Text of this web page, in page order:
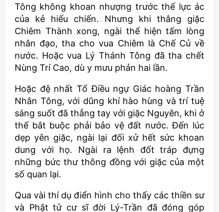
Tông không khoan nhượng trước thế lực ác
của kẻ hiếu chiến. Nhưng khi thắng giặc
Chiêm Thành xong, ngài thể hiện tấm lòng
nhân đạo, tha cho vua Chiêm là Chế Củ về
nước. Hoặc vua Lý Thánh Tông đã tha chết
Nùng Trí Cao, dù y mưu phản hai lần.
Hoặc đệ nhất Tổ Điều ngự Giác hoàng Trần
Nhân Tông, với dũng khí hào hùng và trí tuệ
sáng suốt đã thẳng tay với giặc Nguyên, khi ở
thế bắt buộc phải bảo vệ đất nước. Đến lúc
dẹp yên giặc, ngài lại đối xử hết sức khoan
dung với họ. Ngài ra lệnh đốt tráp đựng
những bức thư thông đồng với giặc của một
số quan lại.
Qua vài thí dụ điển hình cho thấy các thiền sư
và Phật tử cư sĩ đời Lý-Trần đã đóng góp